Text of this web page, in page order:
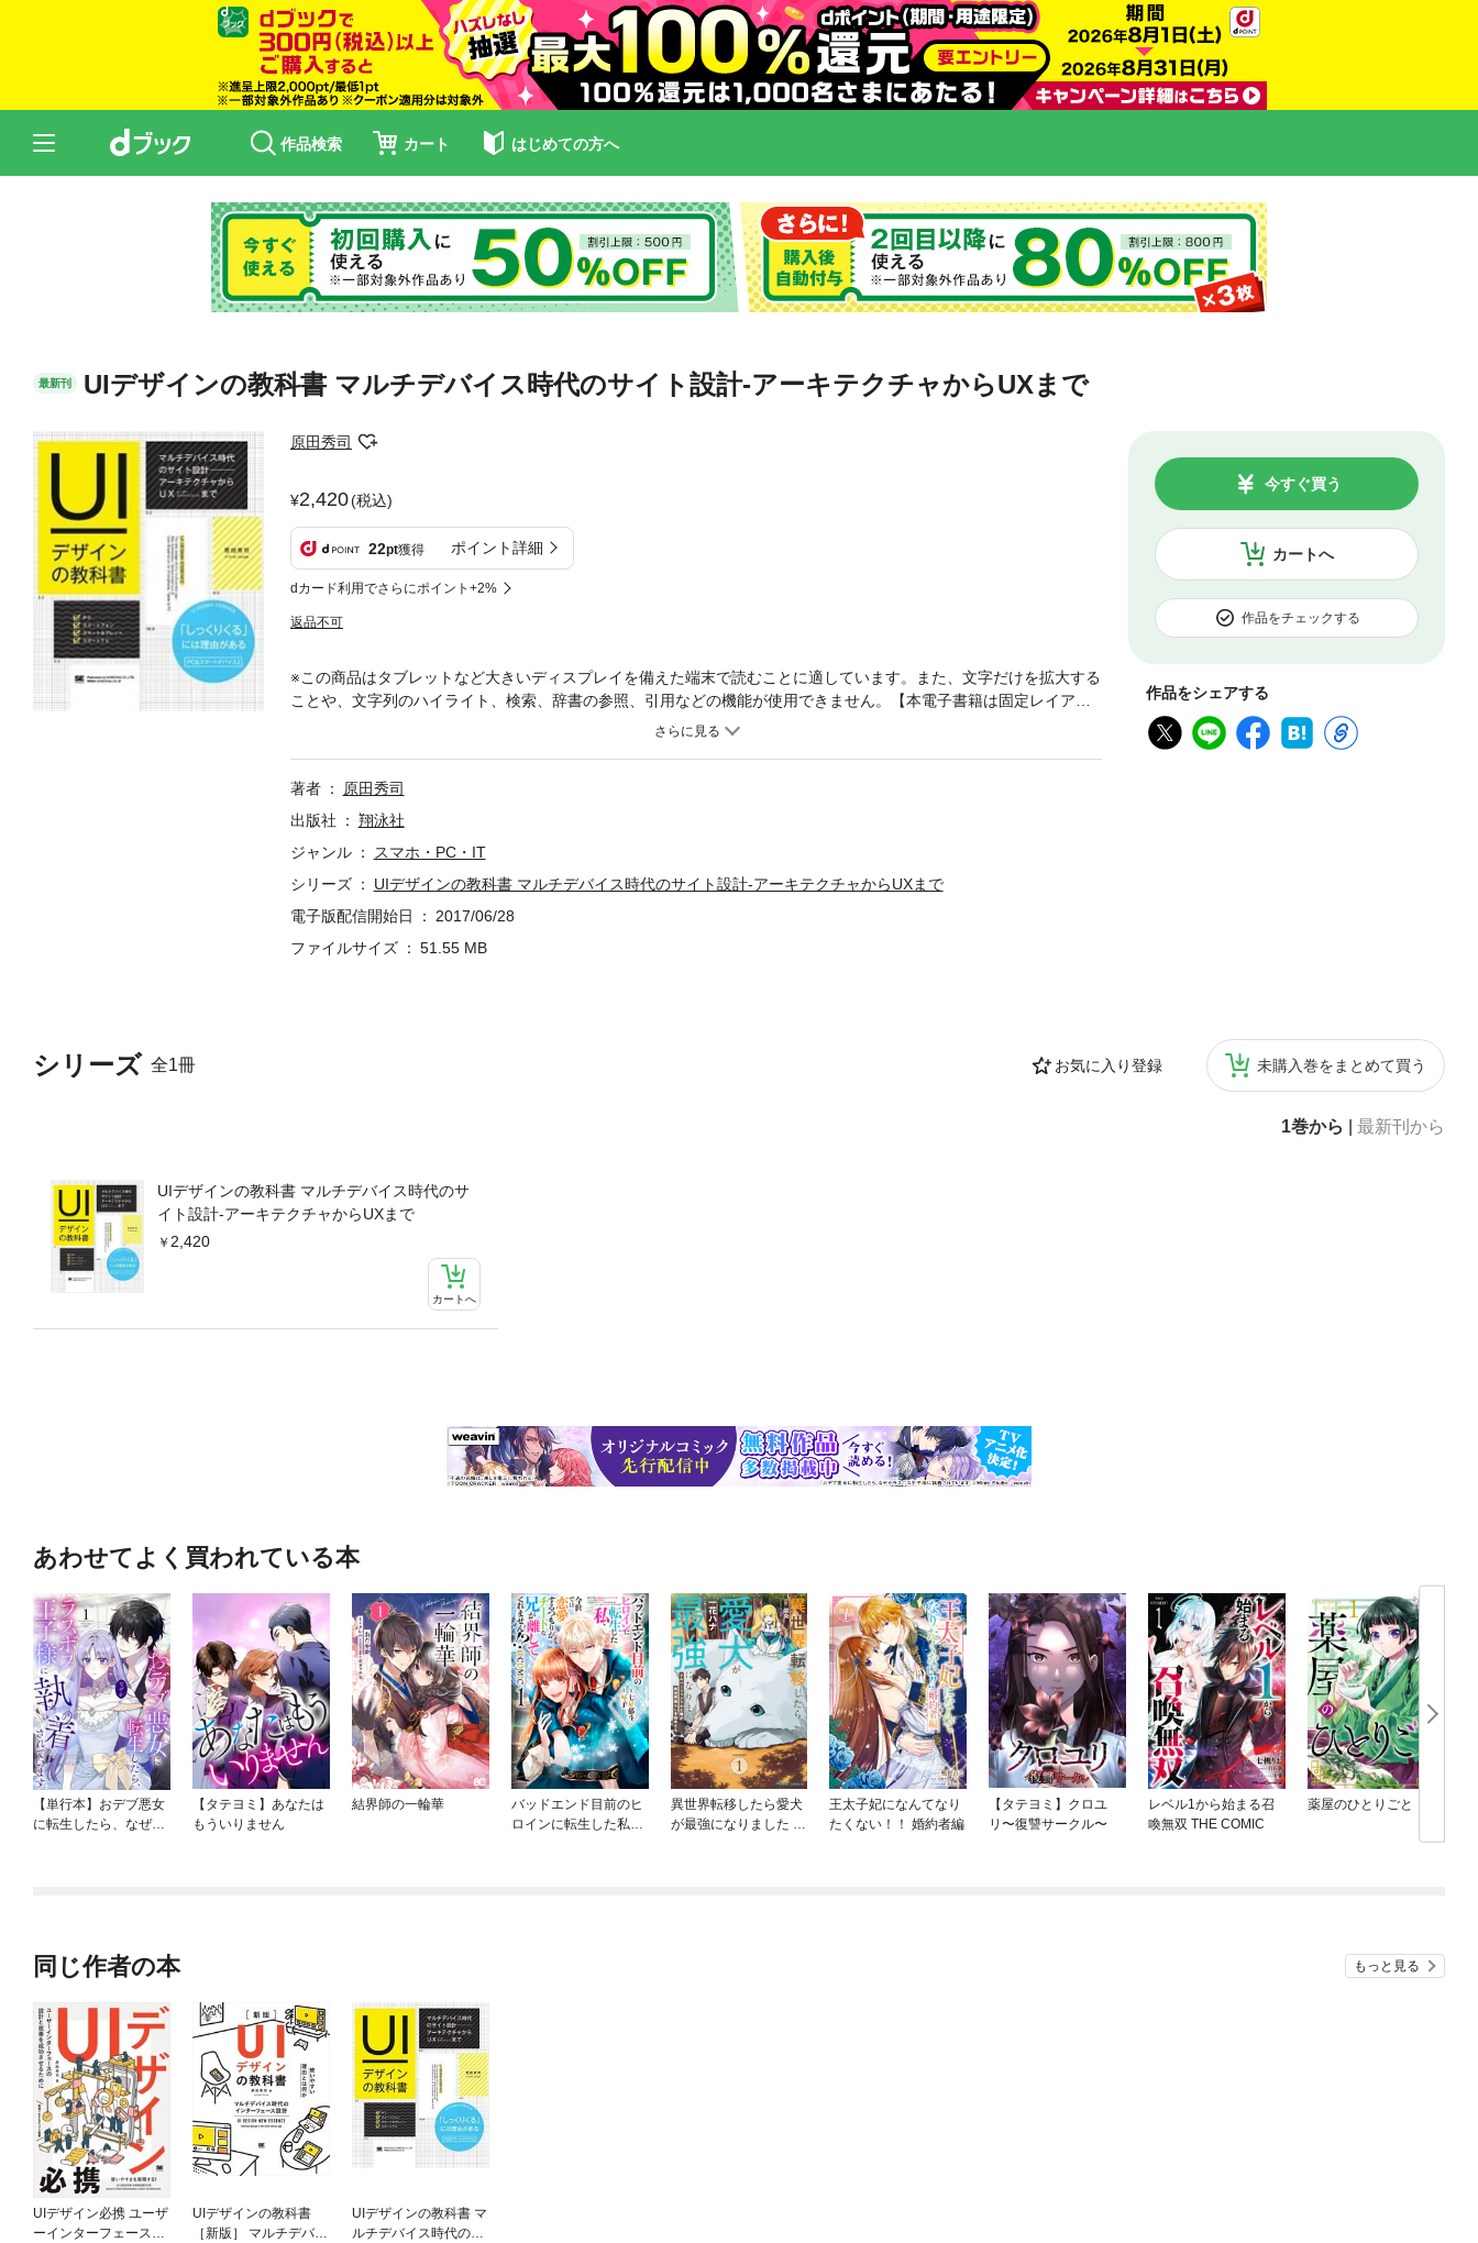
作品検索 カート はじめての方へ
最新刊 UIデザインの教科書 マルチデバイス時代のサイト設計-アーキテクチャからUXまで
原田秀司
2,420(税込)
22pt獲得 ポイント詳細
dカード利用でさらにポイント+2%
返品不可
カートへ
今すぐ買う
作品をチェックする
作品をシェアする
シリーズ 全1冊 お気に入り登録 未購入巻をまとめて買う
1巻から 最新刊から
UIデザインの教科書 マルチデバイス時代のサ
イト設計-アーキテクチャからUXまで
2,420
カートへ
※この商品はタブレットなど大きいディスプレイを備えた端末で読むことに適しています。また、文字だけを拡大する
ことや、文字列のハイライト、検索、辞書の参照、引用などの機能が使用できません。【本電子書籍は固定レイアウ
トのため7インチ以上の端末での利用を推奨しております】「しっくりくる」には理由がある。マルチデバイス時代に
う、なぜかわからなくなってしまう、操作がしっくりこない、といった「わかりやすさ」「使いやすさ」における考
えの要点を解説する書籍です。こうしたマルチデバイス環境におけるインターフェース・デザインにおけるエッセン
X）」の3 側面からまとめているので、エンジニアだけでなくサイトデザインやサイト制作に関わる、あらゆる方にオ
ススメです。※本電子書籍は同名出版物を底本とし作成しました。記載内容は印刷出版当時のものです。※印刷出版再
現のため電子書籍としては不要な情報を含んでいる場合があります。※印刷出版とは異なる表記・表現の場合がありま
い。
著者
原田秀司
出版社
翔泳社
ジャンル
スマホ・PC・IT
シリーズ
UIデザインの教科書 マルチデバイス時代のサイト設計-アーキテクチャからUXまで
電子版配信開始日
2017/06/28
ファイルサイズ
51.55 MB
あわせてよく買われている本
【単行本】おデブ悪女
に転生したら、なぜか
【タテヨミ】あなたは
もういりません
結界師の一輪華
バッドエンド目前のヒ
ロインに転生した私、
異世界転移したら愛犬
が最強になりました ～
王太子妃になんてなり
たくない！！ 婚約者編
【タテヨミ】クロユ
リ〜復讐サークル〜
レベル1から始まる召
喚無双 THE COMIC
薬屋のひとりごと
同じ作者の本 もっと見る
UIデザイン必携 ユーザ
ーインターフェースの
UIデザインの教科書
［新版］ マルチデバイ
UIデザインの教科書 マ
ルチデバイス時代のサ